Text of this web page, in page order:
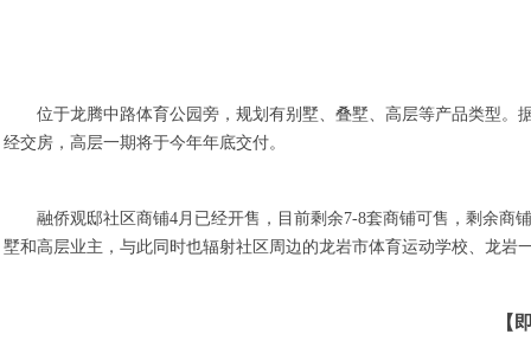
位于龙腾中路体育公园旁，规划有别墅、叠墅、高层等产品类型。
经交房，高层一期将于今年年底交付。
融侨观邸社区商铺4月已经开售，目前剩余7-8套商铺可售，剩余商
墅和高层业主，与此同时也辐射社区周边的龙岩市体育运动学校、龙岩
【